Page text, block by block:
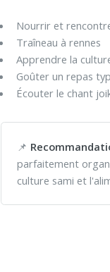
Nourrir et
Traîneau à rennes
Apprendre la
Goûter un repas
Écouter le chant
📌
parfaitement
culture sami et